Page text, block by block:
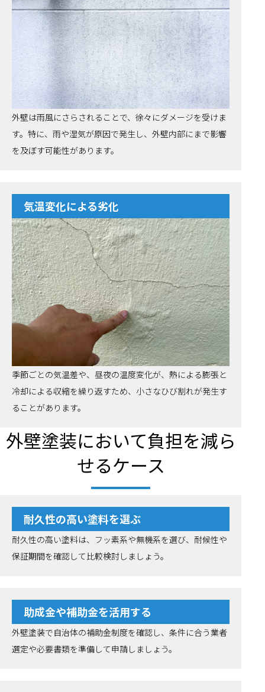
外壁は雨風にさらされることで、徐々にダメージを受けま
す。特に、雨や湿気が原因で発生し、外壁内部にまで影響
を及ぼす可能性があります。
気温変化による劣化
季節ごとの気温差や、昼夜の温度変化が、熱による膨張と
冷却による収縮を繰り返すため、小さなひび割れが発生す
ることがあります。
外壁塗装において負担を減ら
せるケース
耐久性の高い塗料を選ぶ
耐久性の高い塗料は、フッ素系や無機系を選び、耐候性や
保証期間を確認して比較検討しましょう。
助成金や補助金を活用する
外壁塗装で自治体の補助金制度を確認し、条件に合う業者
選定や必要書類を準備して申請しましょう。